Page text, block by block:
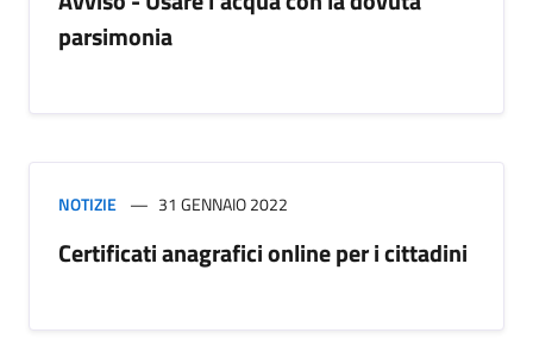
parsimonia
NOTIZIE 31 GENNAIO 2022
Certificati anagrafici online per i cittadini